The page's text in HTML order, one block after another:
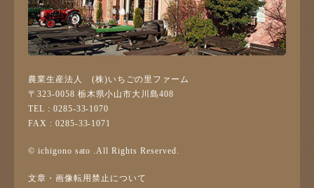
農業生産法人 (株)いちごの里ファーム
〒323-0058 栃木県小山市大川島408
TEL : 0285-33-1070
FAX : 0285-33-1071
© ichigono sato .All Rights Reserved.
文章・画像転用禁止について